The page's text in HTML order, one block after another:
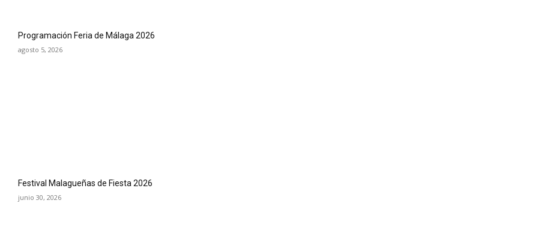
Programación Feria de Málaga 2026
agosto 5, 2026
Festival Malagueñas de Fiesta 2026
junio 30, 2026